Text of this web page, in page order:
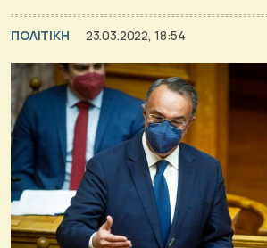
ΠΟΛΙΤΙΚΗ 23.03.2022, 18:54